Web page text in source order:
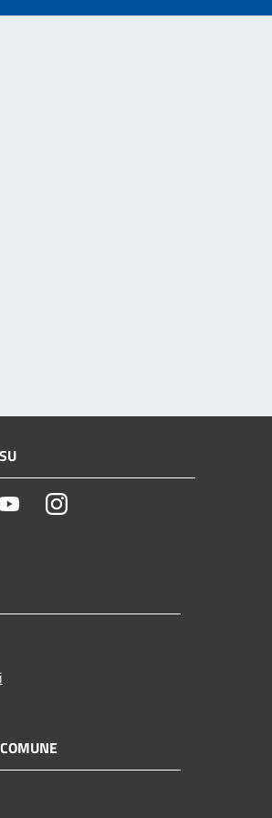
YoutubeInstagram